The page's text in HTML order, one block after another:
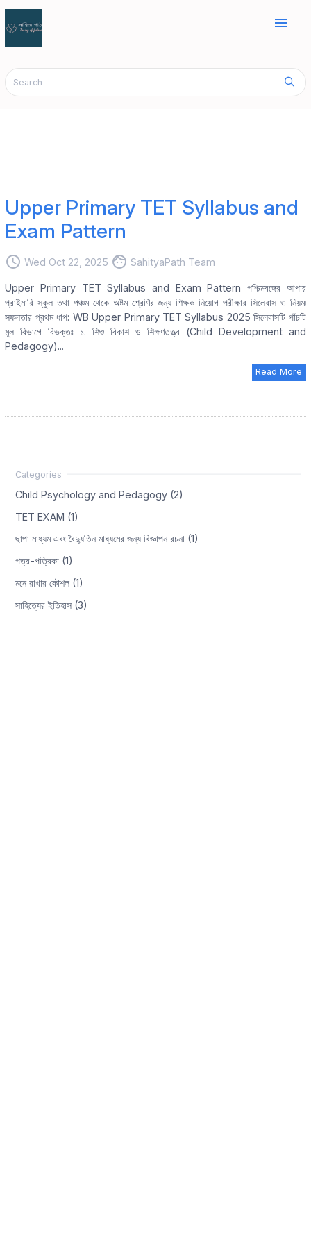
menu
Upper Primary TET Syllabus and
Exam Pattern
access_time Wed Oct 22, 2025 face SahityaPath Team
Upper Primary TET Syllabus and Exam Pattern পশ্চিমবঙ্গের আপার
প্রাইমারি স্কুল তথা পঞ্চম থেকে অষ্টম শ্রেণির জন্য শিক্ষক নিয়োগ পরীক্ষার সিলেবাস ও নিয়ম৷
সফলতার প্রথম ধাপ: WB Upper Primary TET Syllabus 2025 সিলেবাসটি পাঁচটি
মূল বিভাগে বিভক্তঃ ১. শিশু বিকাশ ও শিক্ষণতত্ত্ব (Child Development and
Pedagogy)...
Read More
Child Psychology and Pedagogy (2)
TET EXAM (1)
ছাপা মাধ্যম এবং বৈদ্যুতিন মাধ্যমের জন্য বিজ্ঞাপন রচনা (1)
পত্র-পত্রিকা (1)
মনে রাখার কৌশল (1)
সাহিত্যের ইতিহাস (3)